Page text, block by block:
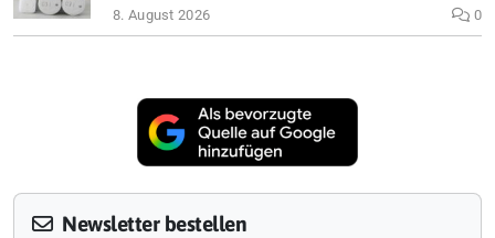
8. August 2026 0
Newsletter bestellen